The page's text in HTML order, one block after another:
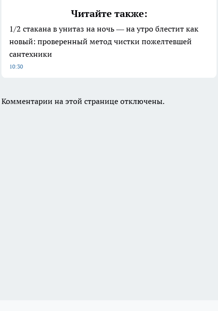
Читайте также:
1/2 стакана в унитаз на ночь — на утро блестит как
новый: проверенный метод чистки пожелтевшей
сантехники
10:30
Комментарии на этой странице отключены.